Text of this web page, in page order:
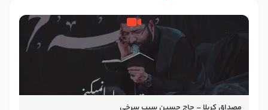
مصداق کربلا – حاج حسین سیب سرخی